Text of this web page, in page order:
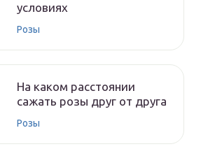
условиях
Розы
На каком расстоянии
сажать розы друг от друга
Розы